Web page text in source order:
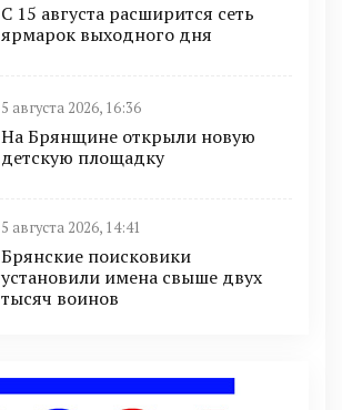
С 15 августа расширится сеть
ярмарок выходного дня
5 августа 2026, 16:36
На Брянщине открыли новую
детскую площадку
5 августа 2026, 14:41
Брянские поисковики
установили имена свыше двух
тысяч воинов